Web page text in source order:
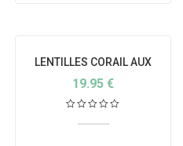
LENTILLES CORAIL AUX
EPINARDS
19.95 €